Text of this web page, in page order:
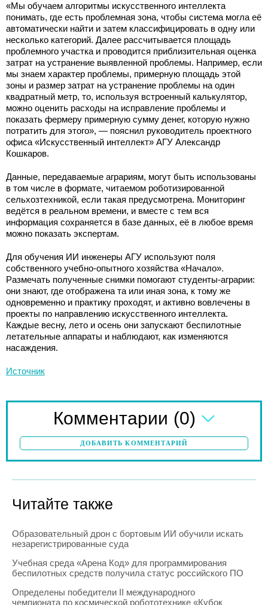
«Мы обучаем алгоритмы искусственного интеллекта
понимать, где есть проблемная зона, чтобы система могла её
автоматически найти и затем классифицировать в одну или
несколько категорий. Далее рассчитывается площадь
проблемного участка и проводится приблизительная оценка
затрат на устранение выявленной проблемы. Например, если
мы знаем характер проблемы, примерную площадь этой
зоны и размер затрат на устранение проблемы на один
квадратный метр, то, используя встроенный калькулятор,
можно оценить расходы на исправление проблемы и
показать фермеру примерную сумму денег, которую нужно
потратить для этого», — пояснил руководитель проектного
офиса «Искусственный интеллект» АГУ Александр
Кошкаров.
Данные, передаваемые аграриям, могут быть использованы
в том числе в формате, читаемом роботизированной
сельхозтехникой, если такая предусмотрена. Мониторинг
ведётся в реальном времени, и вместе с тем вся
информация сохраняется в базе данных, её в любое время
можно показать экспертам.
Для обучения ИИ инженеры АГУ используют поля
собственного учебно-опытного хозяйства «Начало».
Размечать полученные снимки помогают студенты-аграрии:
они знают, где отображена та или иная зона, к тому же
одновременно и практику проходят, и активно вовлечены в
проекты по направлению искусственного интеллекта.
Каждые весну, лето и осень они запускают беспилотные
летательные аппараты и наблюдают, как изменяются
насаждения.
Источник
Комментарии (0)
ДОБАВИТЬ КОММЕНТАРИЙ
Читайте также
Образовательный дрон с бортовым ИИ обучили искать
незарегистрированные суда
Учебная среда «Арена Код» для программирования
беспилотных средств получила статус российского ПО
Определены победители II международного
чемпионата по космической робототехнике «Кубок